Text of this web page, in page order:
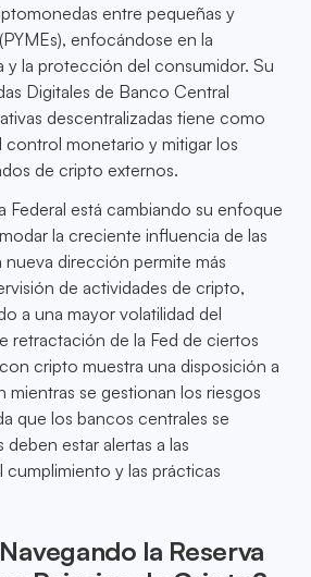
entre pequeñas y
enfocándose en la
y la protección del consumidor. Su
Digitales de Banco Central
descentralizadas tiene como
monetario y mitigar los
de cripto externos.
Federal está cambiando su enfoque
la creciente influencia de las
dirección permite más
de actividades de cripto,
a una mayor volatilidad del
retractación de la Fed de ciertos
cripto muestra una disposición a
mientras se gestionan los riesgos
que los bancos centrales se
deben estar alertas a las
cumplimiento y las prácticas
la Reserva